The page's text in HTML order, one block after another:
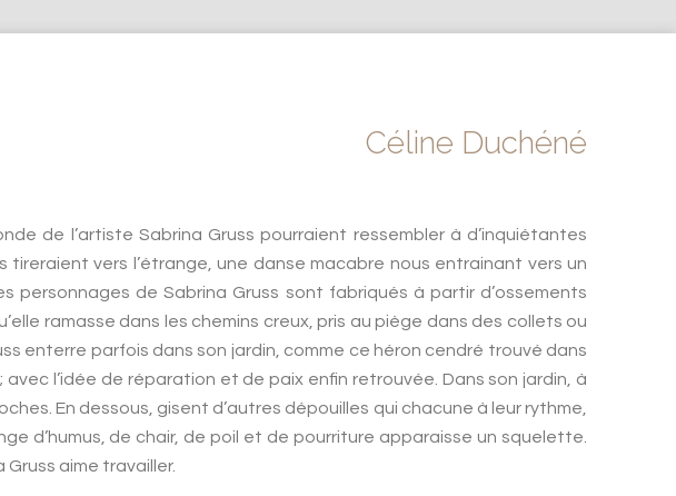
Céline Duchéné
de l’artiste Sabrina Gruss pourraient ressembler à d’inquiétantes
vers l’étrange, une danse macabre nous entrainant vers un
personnages de Sabrina Gruss sont fabriqués à partir d’ossements
ramasse dans les chemins creux, pris au piège dans des collets ou
enterre parfois dans son jardin, comme ce héron cendré trouvé dans
l’idée de réparation et de paix enfin retrouvée. Dans son jardin, à
En dessous, gisent d’autres dépouilles qui chacune à leur rythme,
d’humus, de chair, de poil et de pourriture apparaisse un squelette.
aime travailler.